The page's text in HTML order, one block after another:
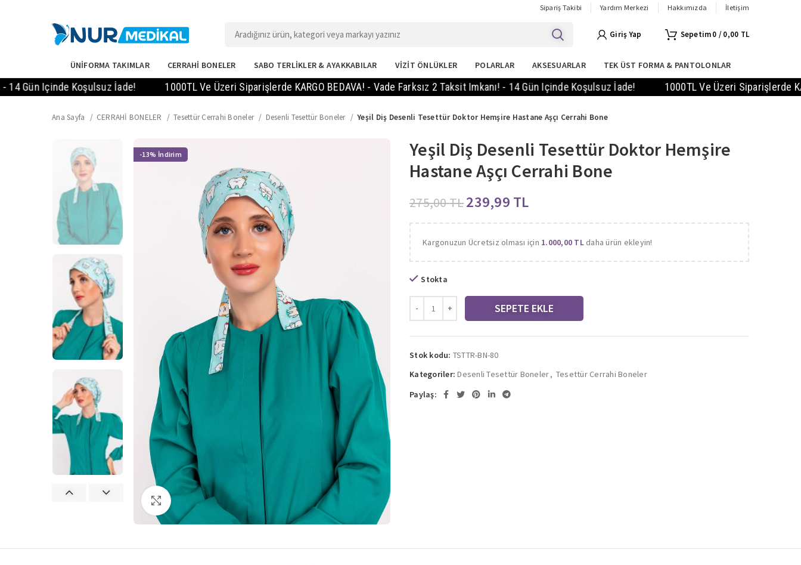
Sipariş Takibi Yardım Merkezi Hakkımızda İletişim
Giriş Yap 0 / 0,00 TL
ÜNİFORMA TAKIMLAR CERRAHİ BONELER SABO TERLİKLER & AYAKKABILAR VİZİT ÖNLÜKLER POLARLAR AKSESUARLAR TEK ÜST FORMA & PANTOLONLAR
Içinde Koşulsuz İade! 1000TL Ve Üzeri Siparişlerde KARGO BEDAVA! - Vade Farksız 2 Taksit Imkanı! - 14 Gün Içinde Koşulsuz İade! 1000TL Ve Üzeri Siparişlerde KARGO
Ana Sayfa CERRAHİ BONELER Tesettür Cerrahi Boneler Desenli Tesettür Boneler Yeşil Diş Desenli Tesettür Doktor Hemşire Hastane Aşçı Cerrahi Bone
-13%
Büyütmek için tıklayın
Yeşil Diş Desenli Tesettür Doktor Hemşire
Hastane Aşçı Cerrahi Bone
275,00TL239,99 TL
Kargonuzun Ücretsiz olması için 1.000,00 TLdaha ürün ekleyin!
Stokta
SEPETE EKLE
Stok kodu: TSTTR-BN-80
Kategoriler: Desenli Tesettür Boneler, Tesettür Cerrahi Boneler
Paylaş: